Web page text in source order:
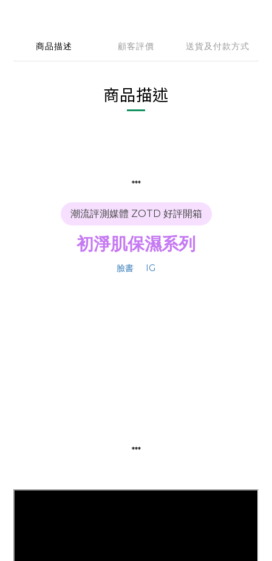
商品描述 顧客評價 送貨及付款方式
商品描述
***
潮流評測媒體 ZOTD 好評開箱
初淨肌保濕系列
臉書 IG
***